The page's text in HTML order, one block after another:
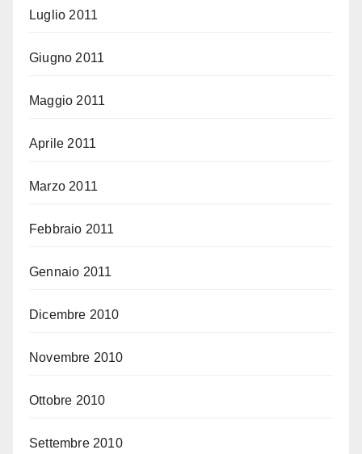
Luglio 2011
Giugno 2011
Maggio 2011
Aprile 2011
Marzo 2011
Febbraio 2011
Gennaio 2011
Dicembre 2010
Novembre 2010
Ottobre 2010
Settembre 2010